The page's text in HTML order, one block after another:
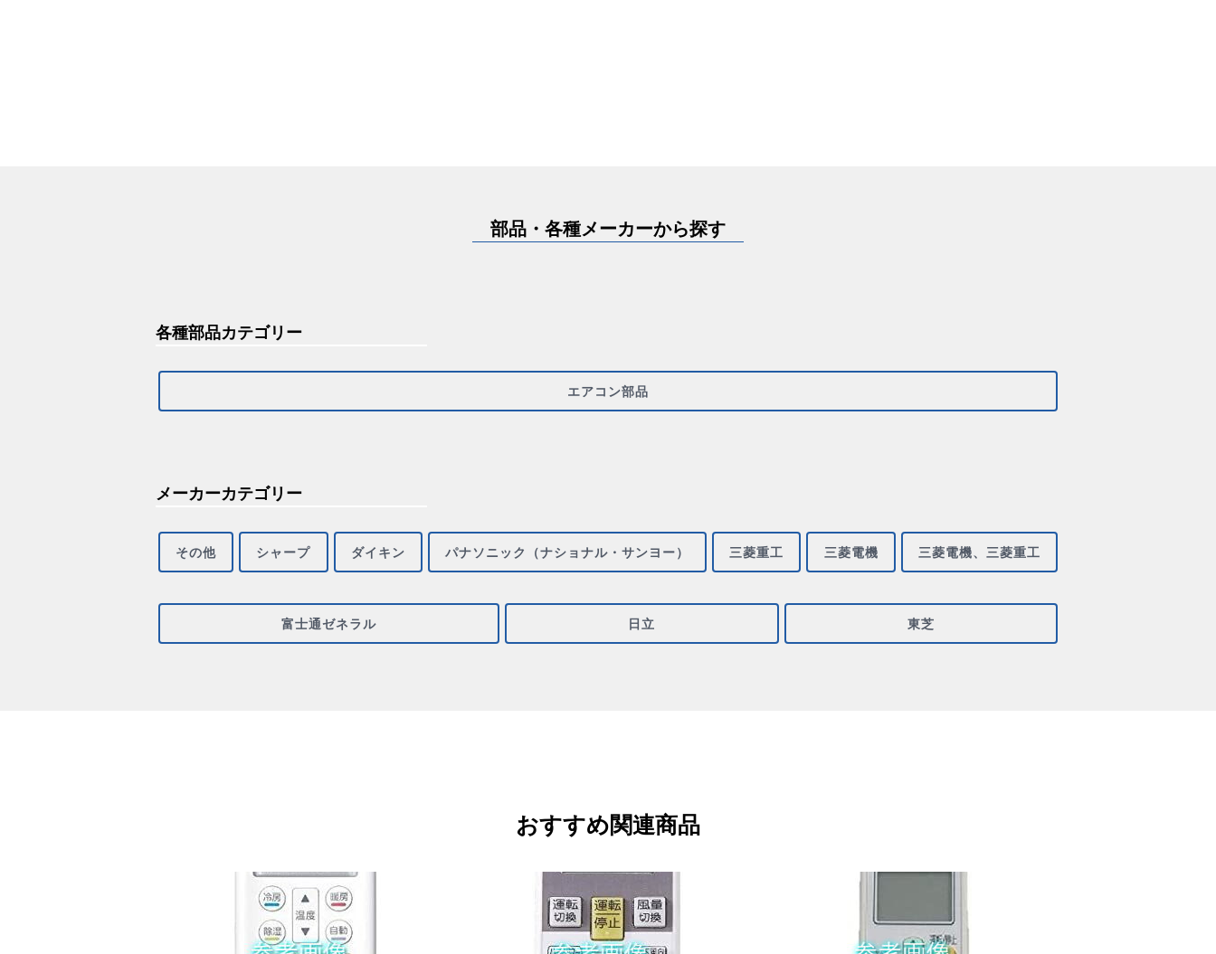
部品・各種メーカーから探す
各種部品カテゴリー
エアコン部品
メーカーカテゴリー
その他 シャープ ダイキン パナソニック（ナショナル・サンヨー） 三菱重工 三菱電機 三菱電機、三菱重工
富士通ゼネラル 日立 東芝
おすすめ関連商品